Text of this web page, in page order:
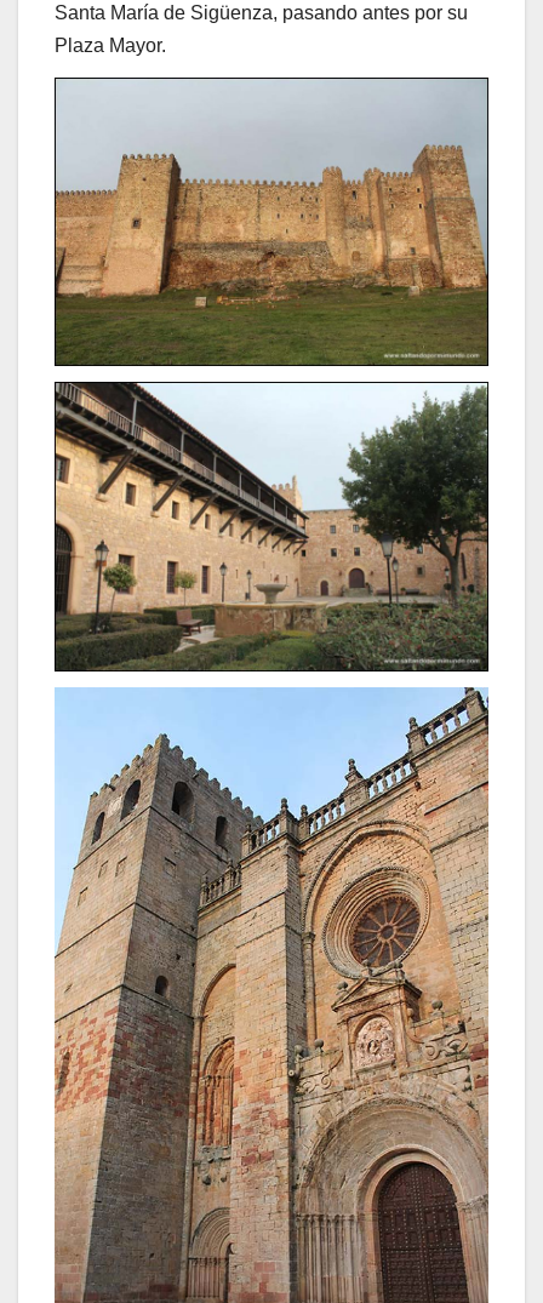
Santa María de Sigüenza, pasando antes por su
Plaza Mayor.